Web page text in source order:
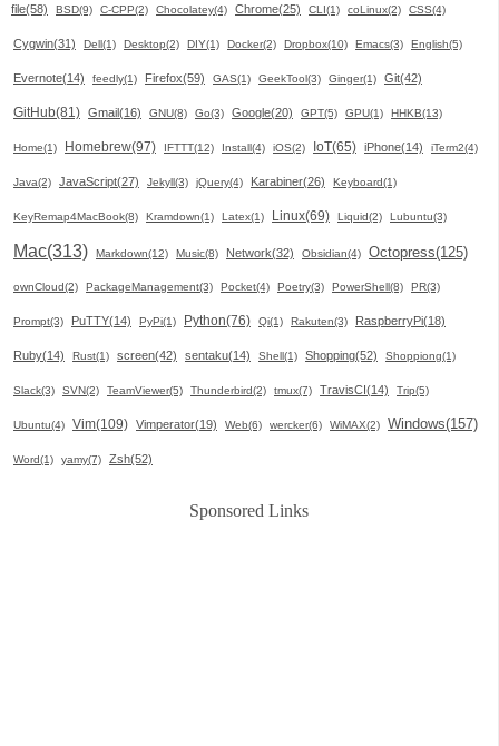
file(58) BSD(9) C-CPP(2) Chocolatey(4) Chrome(25) CLI(1) coLinux(2) CSS(4)
Cygwin(31) Dell(1) Desktop(2) DIY(1) Docker(2) Dropbox(10) Emacs(3) English(5)
Evernote(14) feedly(1) Firefox(59) GAS(1) GeekTool(3) Ginger(1) Git(42)
GitHub(81) Gmail(16) GNU(8) Go(3) Google(20) GPT(5) GPU(1) HHKB(13)
Home(1) Homebrew(97) IFTTT(12) Install(4) iOS(2) IoT(65) iPhone(14) iTerm2(4)
Java(2) JavaScript(27) Jekyll(3) jQuery(4) Karabiner(26) Keyboard(1)
KeyRemap4MacBook(8) Kramdown(1) Latex(1) Linux(69) Liquid(2) Lubuntu(3)
Mac(313) Markdown(12) Music(8) Network(32) Obsidian(4) Octopress(125)
ownCloud(2) PackageManagement(3) Pocket(4) Poetry(3) PowerShell(8) PR(3)
Prompt(3) PuTTY(14) PyPi(1) Python(76) Qi(1) Rakuten(3) RaspberryPi(18)
Ruby(14) Rust(1) screen(42) sentaku(14) Shell(1) Shopping(52) Shoppiong(1)
Slack(3) SVN(2) TeamViewer(5) Thunderbird(2) tmux(7) TravisCI(14) Trip(5)
Ubuntu(4) Vim(109) Vimperator(19) Web(6) wercker(6) WiMAX(2) Windows(157)
Word(1) yamy(7) Zsh(52)
Sponsored Links